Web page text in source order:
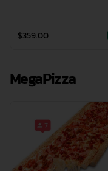
$359.00
MegaPizza